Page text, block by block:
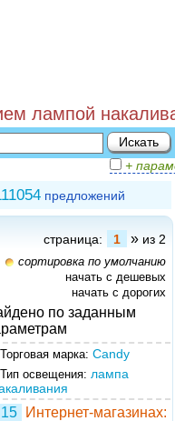
лампой
+
предложений
страница: 1 » из 2
сортировка по умолчанию
начать с дешевых
начать с дорогих
по заданным
Торговая марка: Candy
Тип освещения: лампа
15 Интернет-магазинах: